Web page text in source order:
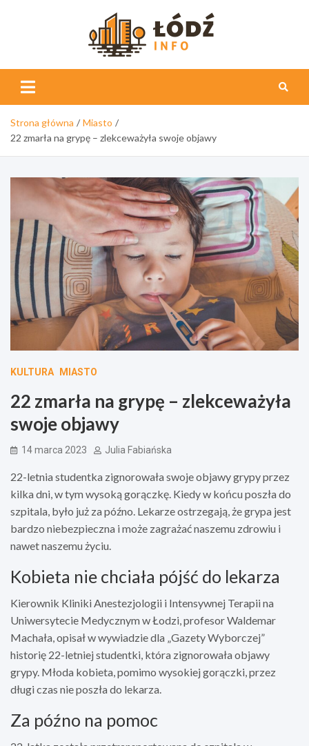
Info
Strona główna
Miasto
22 zmarła na grypę – zlekceważyła swoje objawy
KULTURA MIASTO
22 zmarła na grypę – zlekceważyła
swoje objawy
14 marca 2023 Julia Fabiańska
22-letnia studentka zignorowała swoje objawy grypy przez
kilka dni, w tym wysoką gorączkę. Kiedy w końcu poszła do
szpitala, było już za późno. Lekarze ostrzegają, że grypa jest
bardzo niebezpieczna i może zagrażać naszemu zdrowiu i
nawet naszemu życiu.
Kobieta nie chciała pójść do lekarza
Kierownik Kliniki Anestezjologii i Intensywnej Terapii na
Uniwersytecie Medycznym w Łodzi, profesor Waldemar
Machała, opisał w wywiadzie dla „Gazety Wyborczej”
historię 22-letniej studentki, która zignorowała objawy
grypy. Młoda kobieta, pomimo wysokiej gorączki, przez
długi czas nie poszła do lekarza.
Za późno na pomoc